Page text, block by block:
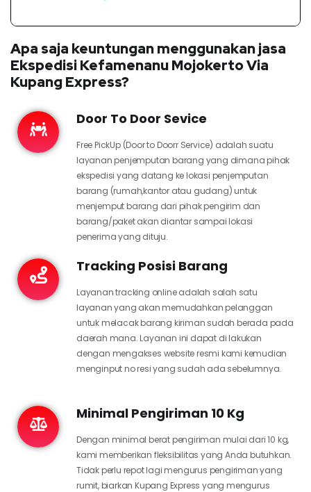
Apa saja keuntungan menggunakan jasa
Ekspedisi Kefamenanu Mojokerto Via
Kupang Express?
Door To Door Sevice
Free PickUp (Door to Doorr Service) adalah suatu
layanan penjemputan barang yang dimana pihak
ekspedisi yang datang ke lokasi penjemputan
barang (rumah,kantor atau gudang) untuk
menjemput barang dari pihak pengirim dan
barang/paket akan diantar sampai lokasi
penerima yang dituju.
Tracking Posisi Barang
Layanan tracking online adalah salah satu
layanan yang akan memudahkan pelanggan
untuk melacak barang kiriman sudah berada pada
daerah mana. Layanan ini dapat di lakukan
dengan mengakses website resmi kami kemudian
menginput no resi yang sudah ada sebelumnya.
Minimal Pengiriman 10 Kg
Dengan minimal berat pengiriman mulai dari 10 kg,
kami memberikan fleksibilitas yang Anda butuhkan.
Tidak perlu repot lagi mengurus pengiriman yang
rumit, biarkan Kupang Express yang mengurus